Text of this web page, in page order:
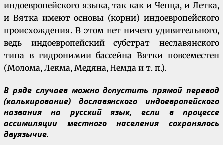
индоевропейского языка, так как и Чепца, и Летка,
и Вятка имеют основы (корни) индоевропейского
происхождения. В этом нет ничего удивительного,
ведь индоевропейский субстрат неславянского
типа в гидронимии бассейна Вятки повсеместен
(Молома, Лекма, Медяна, Немда и т. п.).
В ряде случаев можно допустить прямой перевод
(калькирование) дославянского индоевропейского
названия на русский язык, если в процессе
ассимиляции местного населения сохранялось
двуязычие.